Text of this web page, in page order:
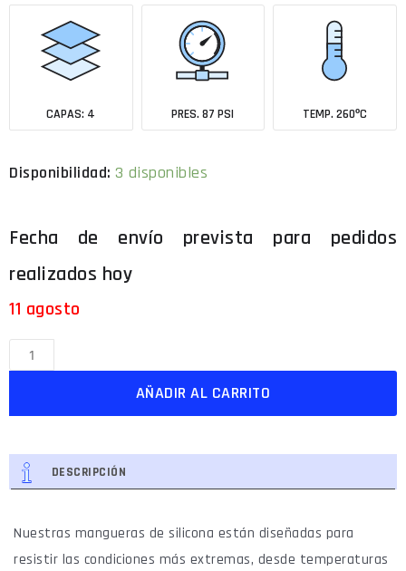
CAPAS: 4 PRES. 87 PSI TEMP. 260ºC
Disponibilidad: 3 disponibles
11 agosto
AÑADIR AL CARRITO
DESCRIPCIÓN
Nuestras mangueras de silicona están diseñadas para
resistir las condiciones más extremas, desde temperaturas